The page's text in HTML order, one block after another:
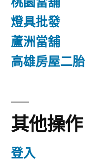
燈具批發
蘆洲當舖
高雄房屋二胎
其他操作
登入